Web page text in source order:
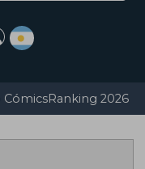
CómicsRanking 2026